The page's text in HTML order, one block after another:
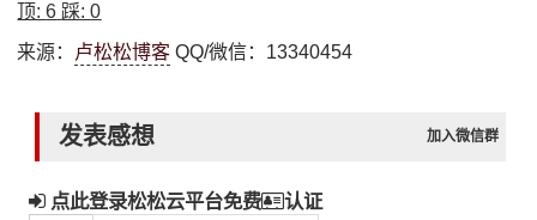
顶:6 踩:0
来源： 卢松松博客 QQ/微信：13340454
发表感想 加入微信群
点此登录松松云平台免费 认证